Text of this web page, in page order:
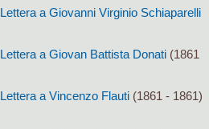
Lettera a Giovanni Virginio Schiaparelli
Lettera a Giovan Battista Donati (1861
Lettera a Vincenzo Flauti (1861 - 1861)